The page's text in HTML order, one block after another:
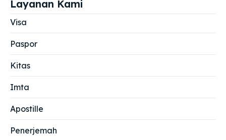
Layanan Kami
Visa
Paspor
Kitas
Imta
Apostille
Penerjemah